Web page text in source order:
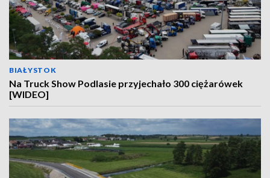
BIAŁYSTOK
Na Truck Show Podlasie przyjechało 300 ciężarówek
[WIDEO]